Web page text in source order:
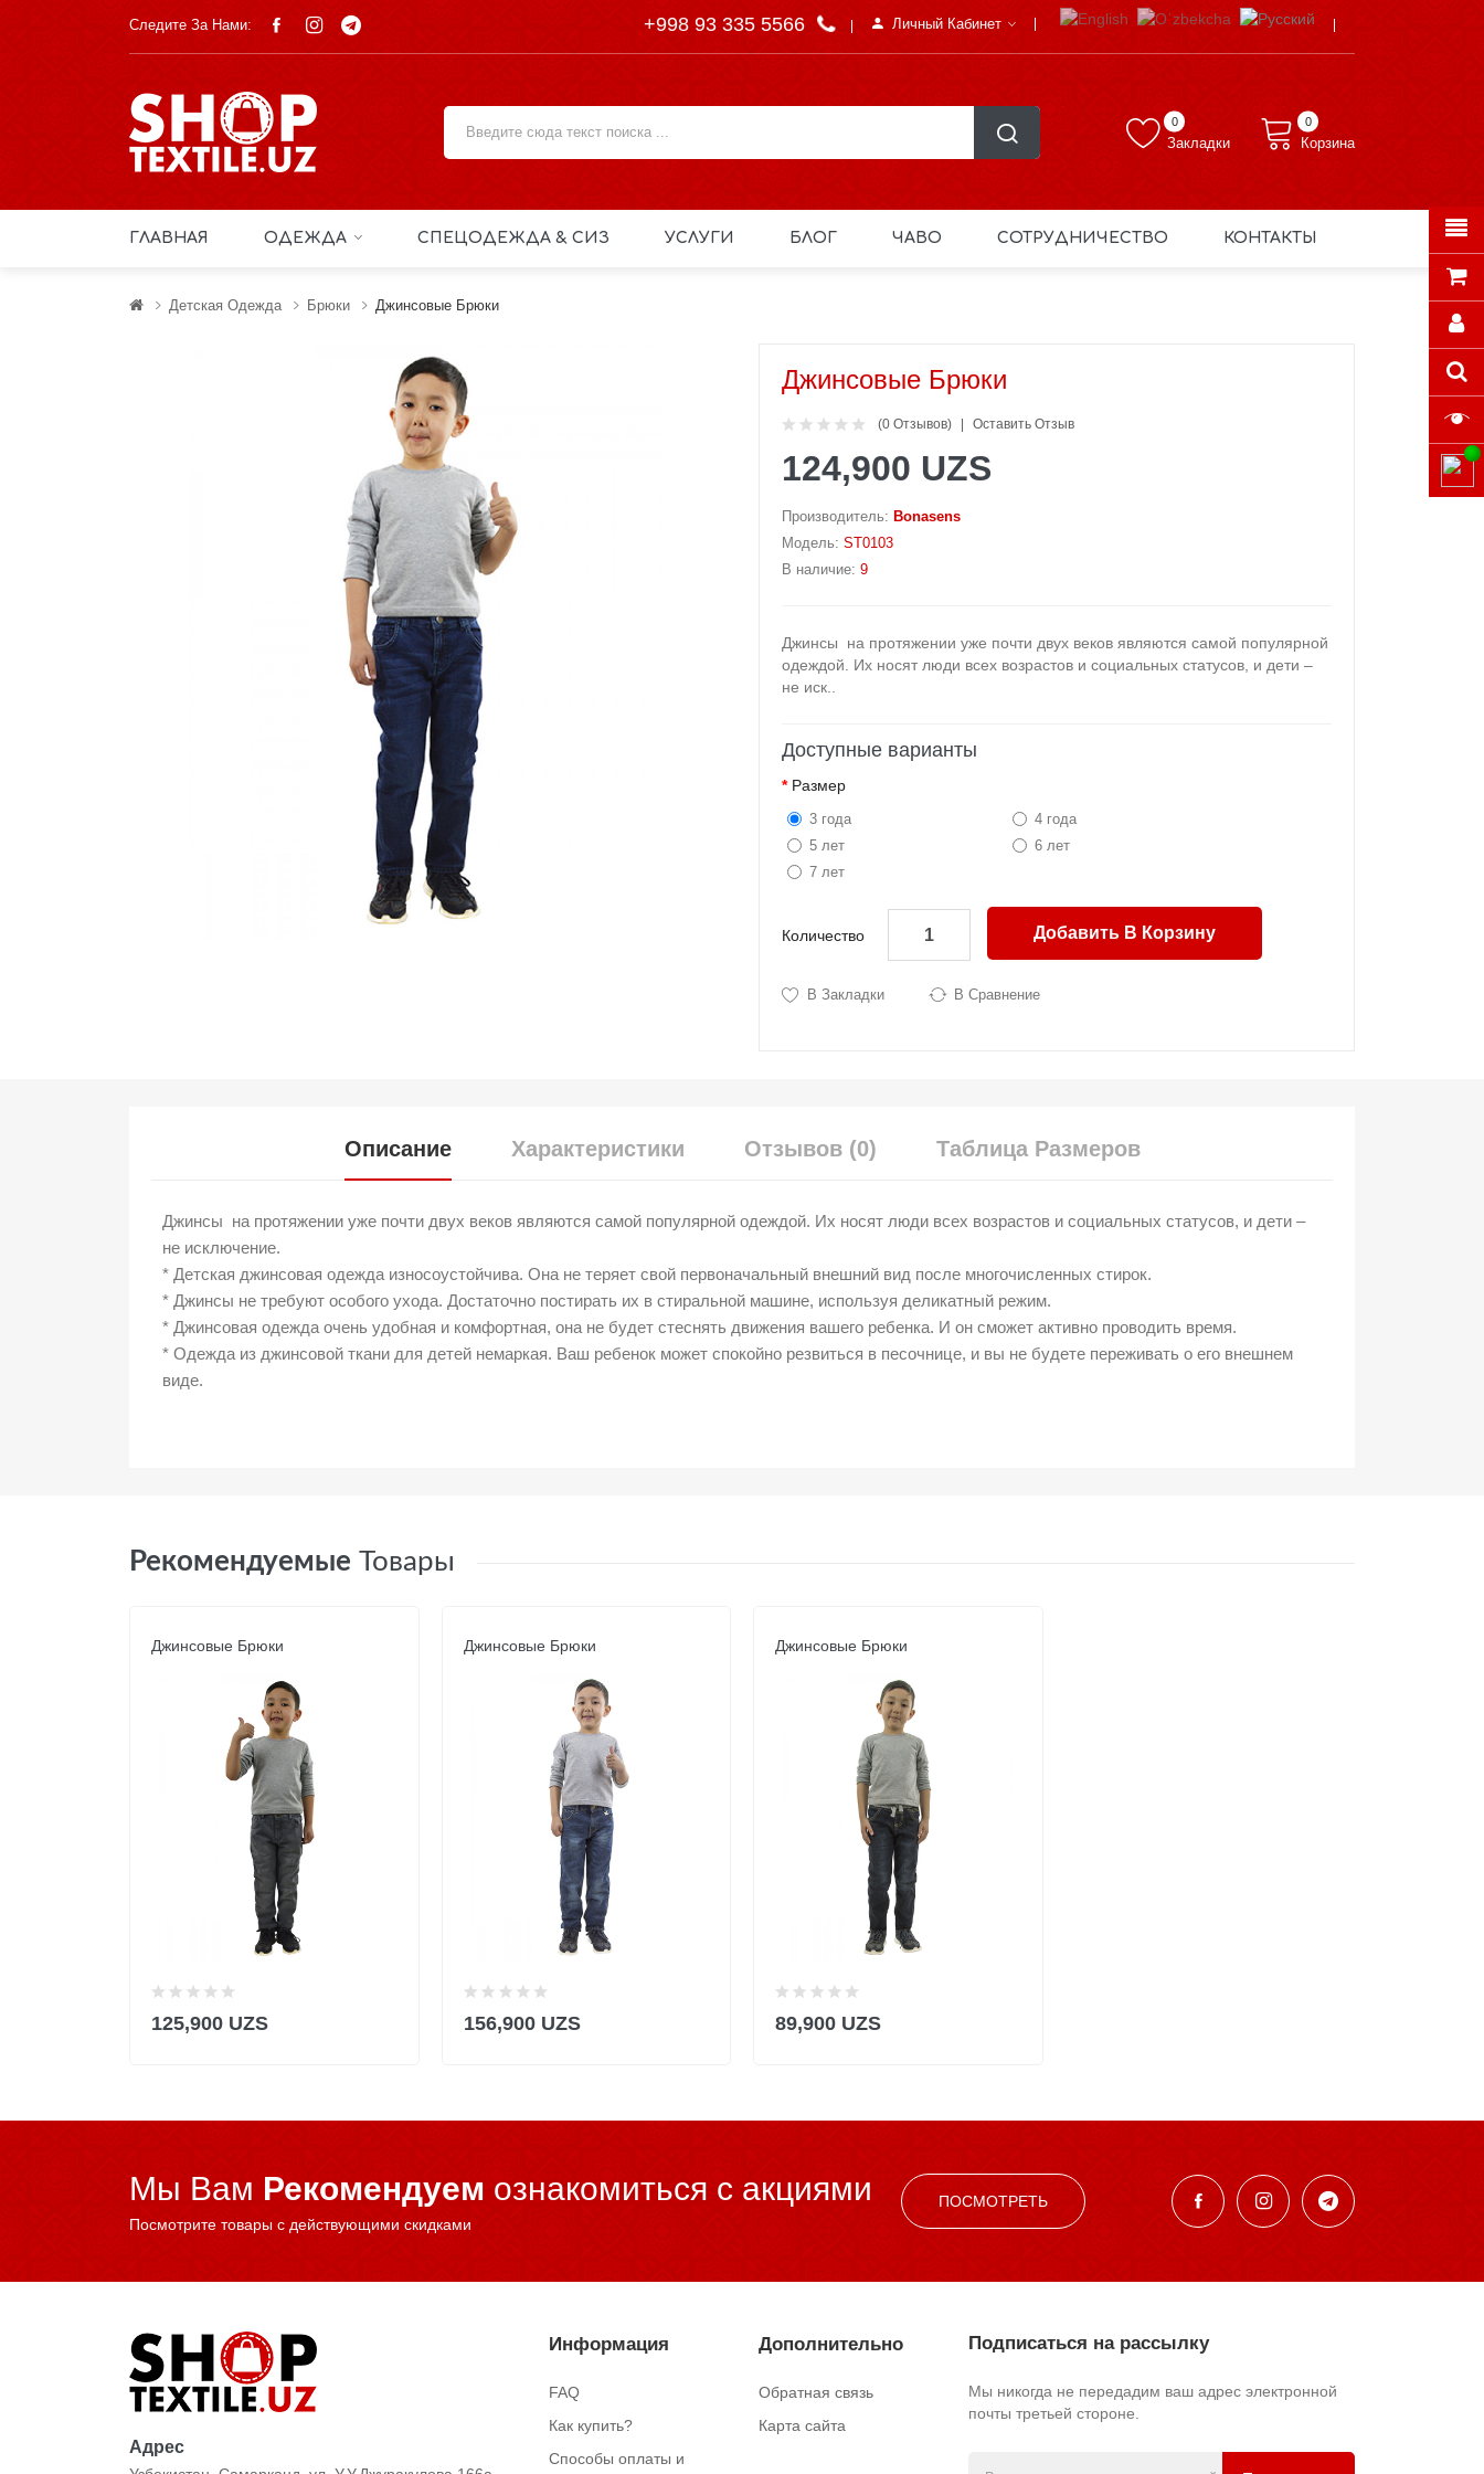
Следите За Нами: +998 93 335 5566 Личный Кабинет
Закладки
0 0
Корзина
ГЛАВНАЯ ОДЕЖДА СПЕЦОДЕЖДА & СИЗ УСЛУГИ БЛОГ ЧАВО СОТРУДНИЧЕСТВО КОНТАКТЫ
Детская Одежда Брюки Джинсовые Брюки
Джинсовые Брюки
(0 Отзывов) Оставить Отзыв
124,900 UZS
Производитель: Bonasens
Модель: ST0103
В наличие: 9
Джинсы на протяжении уже почти двух веков являются самой популярной
одеждой. Их носят люди всех возрастов и социальных статусов, и дети –
не иск..
Доступные варианты
Размер
3 года
4 года
5 лет
6 лет
7 лет
Количество Добавить В Корзину
В Закладки В Сравнение
Описание Характеристики Отзывов (0) Таблица Размеров
Джинсы на протяжении уже почти двух веков являются самой популярной одеждой. Их носят люди всех возрастов и социальных статусов, и дети –
не исключение.
* Детская джинсовая одежда износоустойчива. Она не теряет свой первоначальный внешний вид после многочисленных стирок.
* Джинсы не требуют особого ухода. Достаточно постирать их в стиральной машине, используя деликатный режим.
* Джинсовая одежда очень удобная и комфортная, она не будет стеснять движения вашего ребенка. И он сможет активно проводить время.
* Одежда из джинсовой ткани для детей немаркая. Ваш ребенок может спокойно резвиться в песочнице, и вы не будете переживать о его внешнем
виде.
Рекомендуемые Товары
Джинсовые Брюки
125,900 UZS
Джинсовые Брюки
156,900 UZS
Джинсовые Брюки
89,900 UZS
Мы Вам Рекомендуем ознакомиться c акциями
Посмотрите товары с действующими скидками
ПОСМОТРЕТЬ
Адрес
Информация
FAQ
Как купить?
Способы оплаты и
Дополнительно
Обратная связь
Карта сайта
Подписаться на рассылку
Мы никогда не передадим ваш адрес электронной
почты третьей стороне.